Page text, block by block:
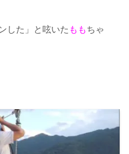
した」と呟いた ももちゃ